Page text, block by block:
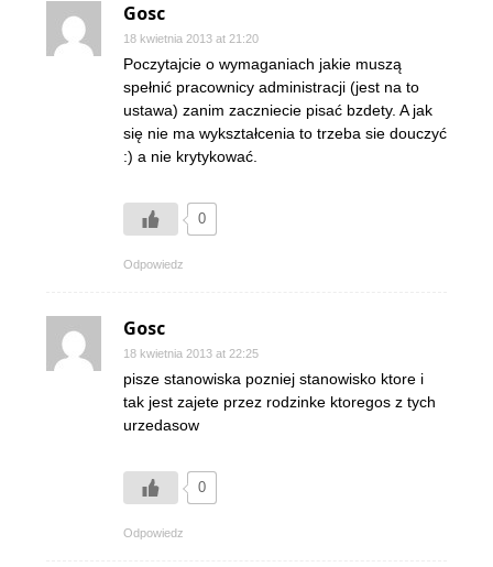
Gosc
18 kwietnia 2013 at 21:20
Poczytajcie o wymaganiach jakie muszą
spełnić pracownicy administracji (jest na to
ustawa) zanim zaczniecie pisać bzdety. A jak
się nie ma wykształcenia to trzeba sie douczyć
:) a nie krytykować.
0
Odpowiedz
Gosc
18 kwietnia 2013 at 22:25
pisze stanowiska pozniej stanowisko ktore i
tak jest zajete przez rodzinke ktoregos z tych
urzedasow
0
Odpowiedz